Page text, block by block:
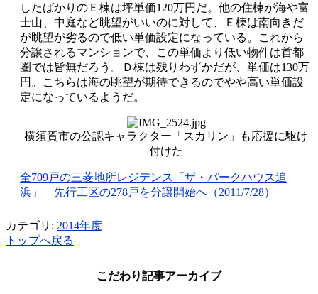
したばかりのＥ棟は坪単価120万円だ。他の住棟が海や富
士山、中庭など眺望がいいのに対して、Ｅ棟は南向きだ
が眺望が劣るので低い単価設定になっている。これから
分譲されるマンションで、この単価より低い物件は首都
圏では皆無だろう。Ｄ棟は残りわずかだが、単価は130万
円。こちらは海の眺望が期待できるのでやや高い単価設
定になっているようだ。
横須賀市の公認キャラクター「スカリン」も応援に駆け
付けた
全709戸の三菱地所レジデンス「ザ・パークハウス追
浜」 先行工区の278戸を分譲開始へ（2011/7/28）
カテゴリ: 2014年度
トップへ戻る
こだわり記事アーカイブ